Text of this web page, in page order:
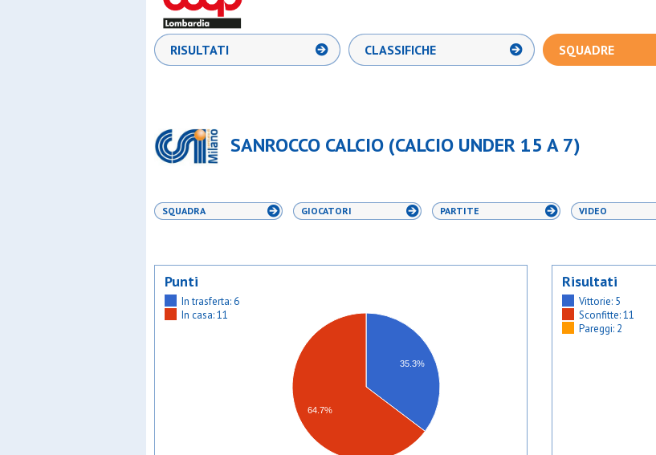
RISULTATI CLASSIFICHE SQUADRE
SANROCCO CALCIO (CALCIO UNDER 15 A 7)
SQUADRA GIOCATORI PARTITE VIDEO
35.3%
64.7%
Punti
In trasferta: 6
In casa: 11
Risultati
Vittorie: 5
Sconfitte: 11
Pareggi: 2